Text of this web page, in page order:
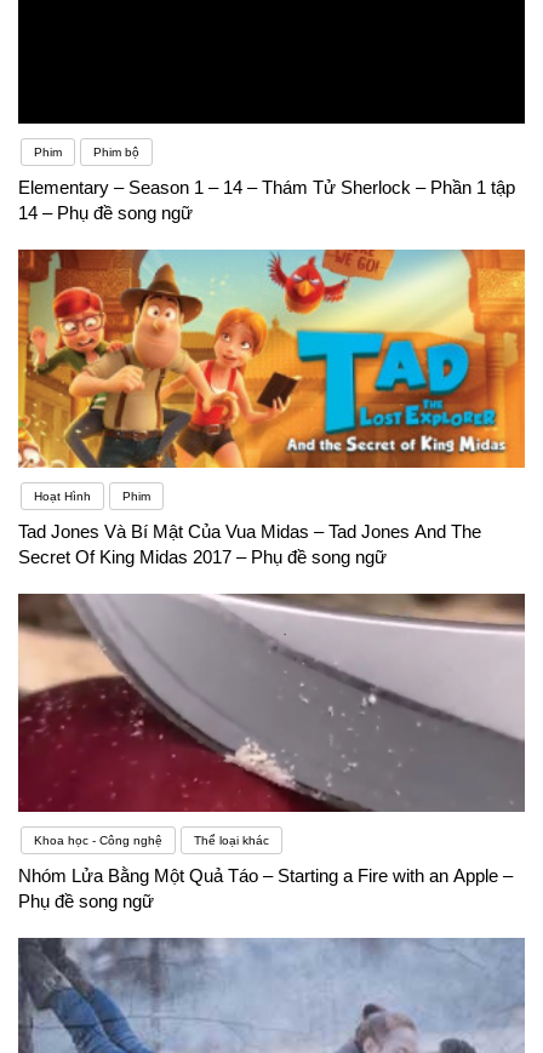
Phim Phim bộ
Elementary – Season 1 – 14 – Thám Tử Sherlock – Phần 1 tập
14 – Phụ đề song ngữ
Hoạt Hình Phim
Tad Jones Và Bí Mật Của Vua Midas – Tad Jones And The
Secret Of King Midas 2017 – Phụ đề song ngữ
Khoa học - Công nghệ Thể loại khác
Nhóm Lửa Bằng Một Quả Táo – Starting a Fire with an Apple –
Phụ đề song ngữ